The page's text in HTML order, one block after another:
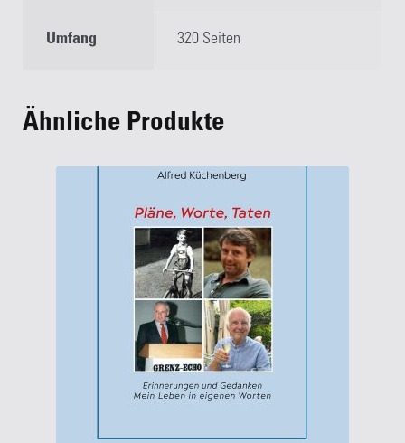
Umfang 320 Seiten
Ähnliche Produkte